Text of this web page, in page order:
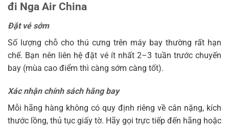
đi Nga Air China
Đặt vé sớm
Số lượng chỗ cho thú cưng trên máy bay thường rất hạn
chế. Bạn nên liên hệ đặt vé ít nhất 2–3 tuần trước chuyến
bay (mùa cao điểm thì càng sớm càng tốt).
Xác nhận chính sách hãng bay
Mỗi hãng hàng không có quy định riêng về cân nặng, kích
thước lồng, thủ tục giấy tờ. Hãy gọi trực tiếp đến hãng hoặc